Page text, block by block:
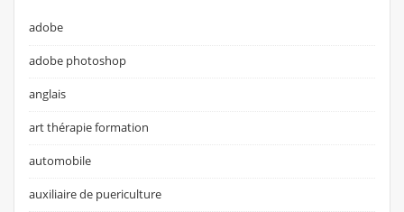
adobe
adobe photoshop
anglais
art thérapie formation
automobile
auxiliaire de puericulture